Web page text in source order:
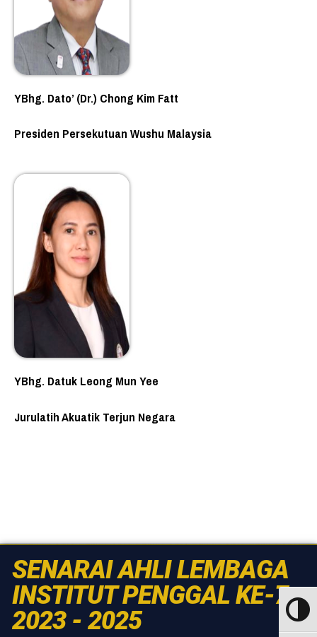
YBhg. Dato’ (Dr.) Chong Kim Fatt
Presiden Persekutuan Wushu Malaysia
YBhg. Datuk Leong Mun Yee
Jurulatih Akuatik Terjun Negara
SENARAI AHLI LEMBAGA
INSTITUT PENGGAL KE-7
2023 - 2025